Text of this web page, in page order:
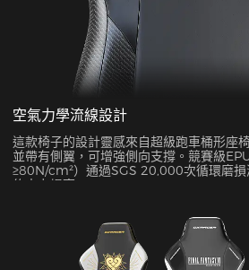
空氣力學流線設計
這款椅子的設計靈感來自超級跑車桶形座
並帶有側翼，可增強側向支撐。競賽級
≥80N/cm²）通過SGS 20,000次循環磨損
約束力提高45%。